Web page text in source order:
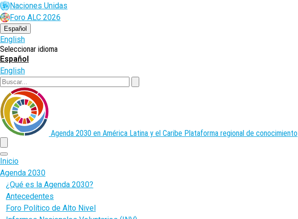
Pasar
al
contenido
principal
Naciones Unidas
Foro ALC 2026
Español
English
Seleccionar idioma
Español
English
Agenda 2030 en América Latina y el Caribe Plataforma regional de conocimiento
menu
Inicio
Agenda 2030
¿Qué es la Agenda 2030?
Antecedentes
Foro Político de Alto Nivel